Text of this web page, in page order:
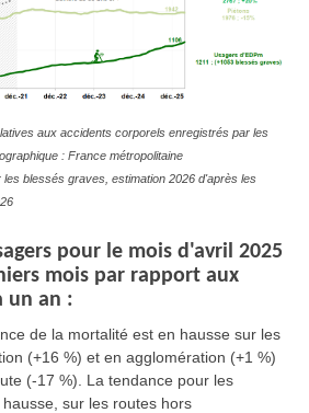
aux accidents corporels enregistrés par les
: France métropolitaine
blessés graves, estimation 2026 d'après les
pour le mois d'avril 2025
mois par rapport aux
un an :
de la mortalité est en hausse sur les
(+16 %) et en agglomération (+1 %)
(-17 %). La tendance pour les
sur les routes hors